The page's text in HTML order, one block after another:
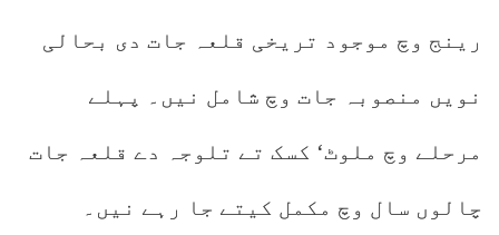
رینج وچ موجود تریخی قلعہ جات دی بحالی
نویں منصوبہ جات وچ شامل نیں۔ پہلے
مرحلے وچ ملوٹ‘ کسک تے تلوجہ دے قلعہ جات
چالوں سال وچ مکمل کیتے جا رہے نیں۔